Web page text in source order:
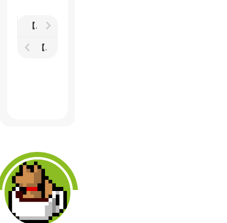
【The Division2】ワシントンD.C.はまだまだ発見に満ちていた週刊ゲーム日記
【The Division2】タイダルベイスンに向けて準備を続けた週刊ゲーム日記